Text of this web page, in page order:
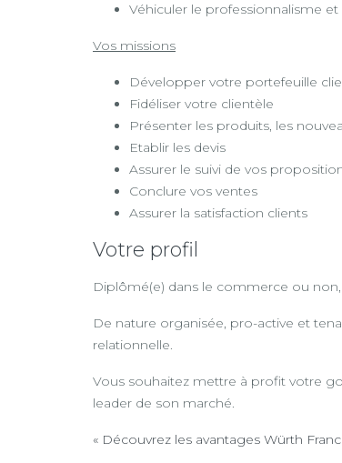
Véhiculer le professionnalisme
Vos missions
Développer votre portefeuille
Fidéliser votre clientèle
Présenter les produits, les
Etablir les devis
Assurer le suivi de vos
Conclure vos ventes
Assurer la satisfaction clients
Votre profil
Diplômé(e) dans le commerce ou
De nature organisée, pro-active et
relationnelle.
Vous souhaitez mettre à profit votre
leader de son marché.
« Découvrez les avantages Würth